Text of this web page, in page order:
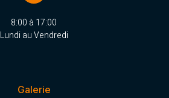
8:00 à 17:00
Lundi au Vendredi
Galerie